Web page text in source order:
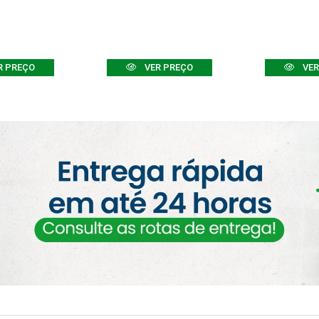
PREÇO VER PREÇO